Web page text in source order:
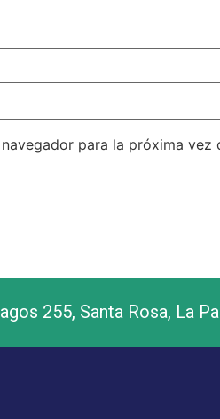
para la próxima vez
255, Santa Rosa, La